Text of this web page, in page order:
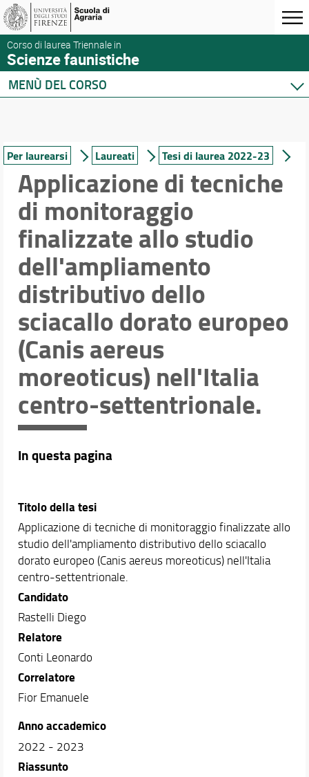
Corso di laurea Triennale in
Scienze faunistiche
MENÙ DEL CORSO
Presentazione del corso
Sedi e strutture
Norme e regolamenti
Organizzazione
Segnalazioni e reclami
Qualità e Valutazione della didattica
Per iscriversi
Per laurearsi
Per le aziende
Didattica
Docenti
Orario e calendari
Per laurearsi Laureati Tesi di laurea 2022-23
Applicazione di tecniche
di monitoraggio
finalizzate allo studio
dell'ampliamento
distributivo dello
sciacallo dorato europeo
(Canis aereus
moreoticus) nell'Italia
centro-settentrionale.
In questa pagina
Titolo della tesi
Applicazione di tecniche di monitoraggio finalizzate allo
studio dell'ampliamento distributivo dello sciacallo
dorato europeo (Canis aereus moreoticus) nell'Italia
centro-settentrionale.
Candidato
Rastelli Diego
Relatore
Conti Leonardo
Correlatore
Fior Emanuele
Anno accademico
2022 - 2023
Riassunto